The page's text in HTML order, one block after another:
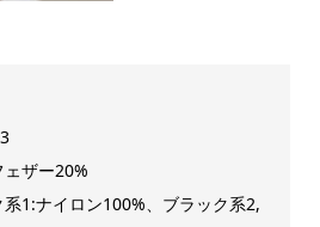
ザー20%
1:ナイロン100%、ブラック系2,